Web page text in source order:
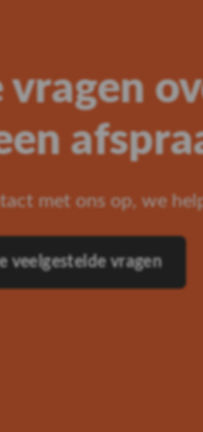
vragen
met ons op, we
veelgestelde vragen